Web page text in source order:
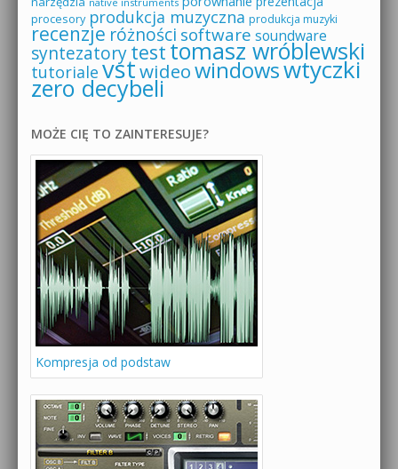
procesory produkcja muzyczna produkcja muzyki
recenzje różności software soundware
syntezatorytesttomasz wróblewski
tutoriale vstwideowindowswtyczki
zero decybeli
MOŻE CIĘ TO ZAINTERESUJE?
Kompresja od podstaw